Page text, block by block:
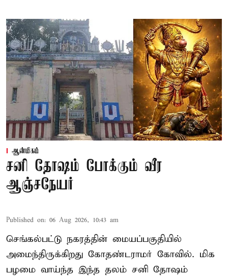
ஆன்மிகம்
சனி தோஷம் போக்கும் வீர
ஆஞ்சநேயர்
Published on: 06 Aug 2026, 10:43 am
செங்கல்பட்டு நகரத்தின் மையப்பகுதியில்
அமைந்திருக்கிறது கோதண்டராமர் கோவில். மிக
பழமை வாய்ந்த இந்த தலம் சனி தோஷம்